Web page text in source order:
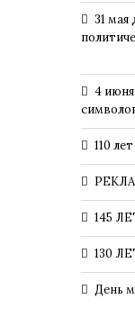
31 мая
4
110
145
130
День